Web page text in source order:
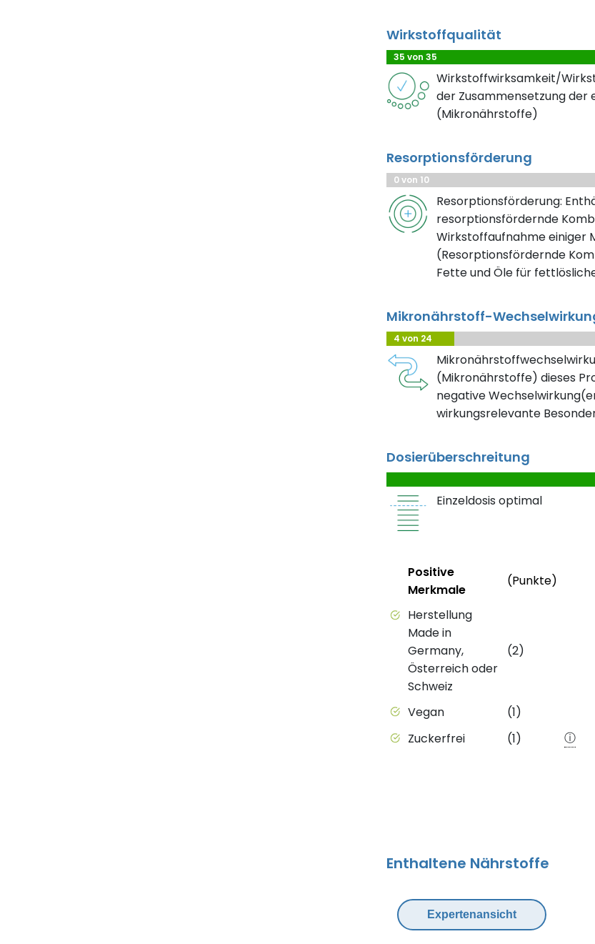
Wirkstoffqualität
35 von 35
Wirkstoffwirksamkeit/
der Zusammensetzung
(Mikronährstoffe)
Resorptionsförderung
0 von 10
Resorptionsförderung:
resorptionsfördernde
Wirkstoffaufnahme einiger
(Resorptionsfördernde
Fette und Öle für
Mikronährstoff-
4 von 24
(Mikronährstoffe) dieses
negative
wirkungsrelevante
Dosierüberschreitung
Einzeldosis optimal
Positive Merkmale des Produkts
StatusPositive
Merkmale
(Punkte)
Herstellung
Made in
Germany,
Österreich oder
Schweiz
(2)
Vegan
(1)
Zuckerfrei
(1) ⓘ
Enthaltene Nährstoffe
Expertenansicht